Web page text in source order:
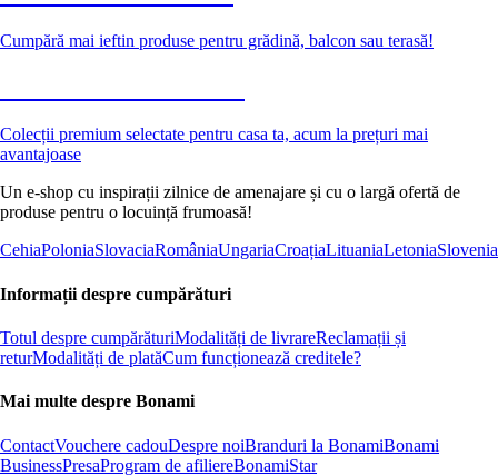
Cumpără mai ieftin produse pentru grădină, balcon sau terasă!
Colecții premium selectate pentru casa ta, acum la prețuri mai
avantajoase
Un e-shop cu inspirații zilnice de amenajare și cu o largă ofertă de
produse pentru o locuință frumoasă!
CehiaPoloniaSlovaciaRomâniaUngariaCroațiaLituaniaLetoniaSlovenia
Informații despre cumpărături
Totul despre cumpărăturiModalități de livrareReclamații și
returModalități de platăCum funcționează creditele?
Mai multe despre Bonami
ContactVouchere cadouDespre noiBranduri la BonamiBonami
BusinessPresaProgram de afiliereBonamiStar